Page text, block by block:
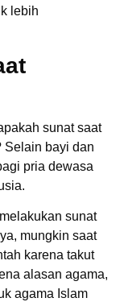
lebih
sunat saat
Selain bayi dan
pria dewasa
sunat
mungkin saat
karena takut
alasan agama,
agama Islam